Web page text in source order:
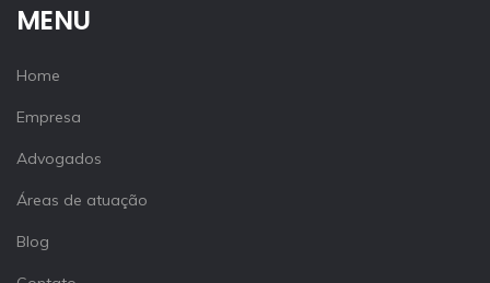
MENU
Home
Empresa
Advogados
Áreas de atuação
Blog